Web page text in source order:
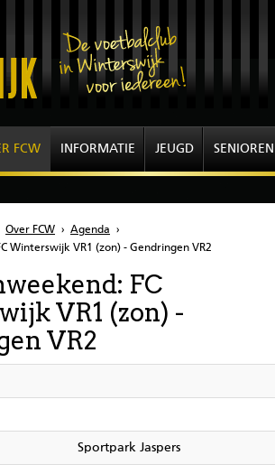
FCW INFORMATIE JEUGD SENIOREN
Over FCW › Agenda
›
Winterswijk VR1 (zon) - Gendringen VR2
FC
VR1 (zon) -
VR2
Sportpark Jaspers